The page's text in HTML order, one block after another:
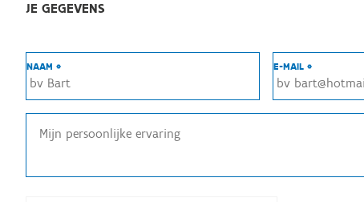
JE GEGEVENS
NAAM * E-MAIL *